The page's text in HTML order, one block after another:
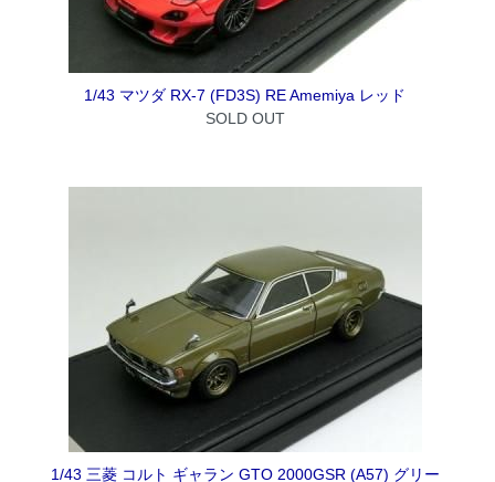
1/43 マツダ RX-7 (FD3S) RE Amemiya レッド
SOLD OUT
1/43 三菱 コルト ギャラン GTO 2000GSR (A57) グリー